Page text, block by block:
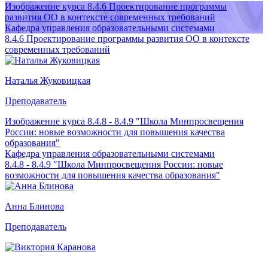
Изображение курса 8.4.6 Проектирование программы
развития ОО в контексте современных требований
Кафедра управления образовательными системами
8.4.6 Проектирование программы развития ОО в контексте
современных требований
Наталья Жуковицкая
Преподаватель
Изображение курса 8.4.8 - 8.4.9 "Школа Минпросвещения
России: новые возможности для повышения качества
образования"
Кафедра управления образовательными системами
8.4.8 - 8.4.9 "Школа Минпросвещения России: новые
возможности для повышения качества образования"
Анна Блинова
Преподаватель